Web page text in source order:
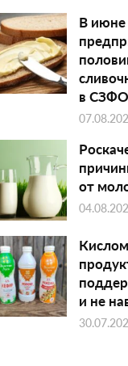
В июне
в СЗФО
от
и не